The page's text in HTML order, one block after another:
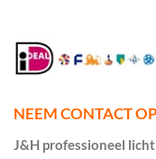
NEEM CONTACT OP
J&H professioneel